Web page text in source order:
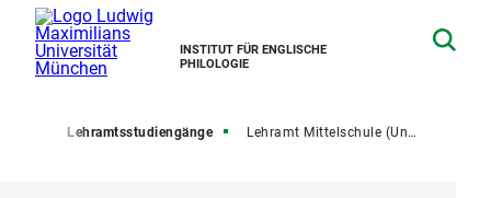
INSTITUT FÜR ENGLISCHE
PHILOLOGIE
Lehramtsstudiengänge Lehramt Mittelschule (Unterrichtsfach)